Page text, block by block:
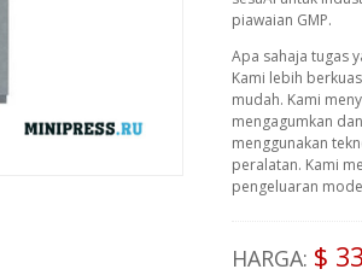
piawaian GMP.
Apa sahaja tugas
Kami lebih
mudah. Kami
mengagumkan
menggunakan
peralatan. Kami
pengeluaran
HARGA: $